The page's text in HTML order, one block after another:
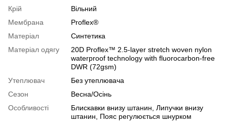
Крій
Вільний
Мембрана
Proflex®
Матеріал
Синтетика
Матеріал одягу
20D Proflex™ 2.5-layer stretch woven nylon
waterproof technology with fluorocarbon-free
DWR (72gsm)
Утеплювач
Без утеплювача
Сезон
Весна/Осінь
Особливості
Блискавки внизу штанин, Липучки внизу
штанин, Пояс регулюється шнурком